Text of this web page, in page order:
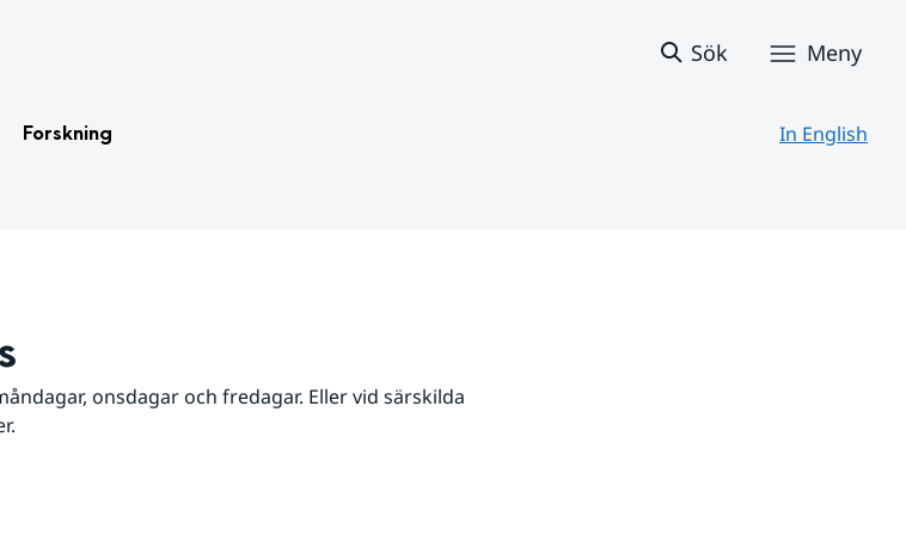
Sök Meny
Forskning In English
onsdagar och fredagar. Eller vid särskilda